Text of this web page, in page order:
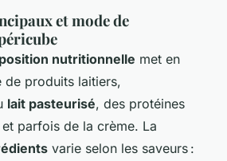
et mode de
nutritionnelle met en
de produits laitiers,
lait pasteurisé, des protéines
parfois de la crème. La
varie selon les saveurs :